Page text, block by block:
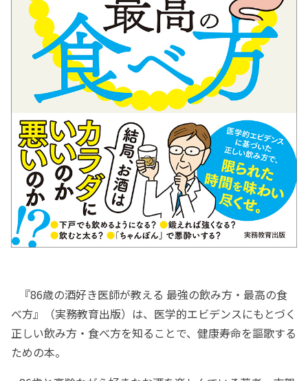
『86歳の酒好き医師が教える 最強の飲み方・最高の食
べ方』（実務教育出版）は、医学的エビデンスにもとづく
正しい飲み方・食べ方を知ることで、健康寿命を謳歌する
ための本。